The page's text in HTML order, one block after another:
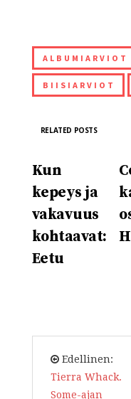
ALBUMIARVIOT
BIISIARVIOT
RELATED POSTS
Kun
kepeys ja
vakavuus
kohtaavat:
Eetu
Edellinen:
Tierra Whack.
Some-ajan